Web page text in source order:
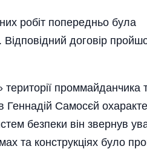
робіт попередньо була
Відповідний договір
проммайданчика
Геннадій Самосєй
безпеки він звернув
та конструкціях було